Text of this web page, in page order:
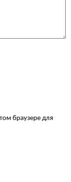
браузере для